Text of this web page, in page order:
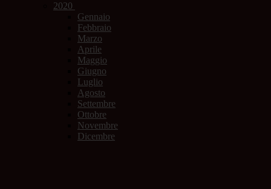
2020
Gennaio
Febbraio
Marzo
Aprile
Maggio
Giugno
Luglio
Agosto
Settembre
Ottobre
Novembre
Dicembre